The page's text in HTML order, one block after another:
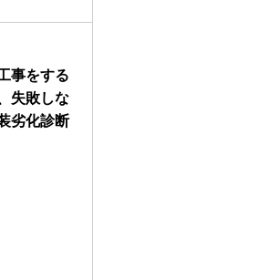
事をする
失敗しな
劣化診断